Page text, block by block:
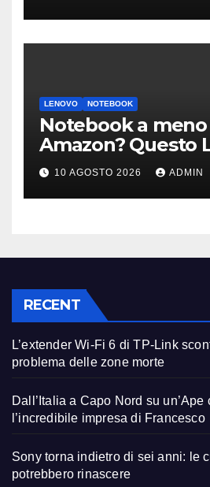
LENOVO NOTEBOOK
Notebook a meno
Amazon? Questo
modello giusto
10 AGOSTO 2026 ADMIN
RECENT
L’extender Wi-Fi 6 di TP-Link
problema delle zone morte
Dall’Italia a Capo Nord su un’Ape
l’incredibile impresa di Francesco
Sony torna indietro di sei anni: le
potrebbero rinascere